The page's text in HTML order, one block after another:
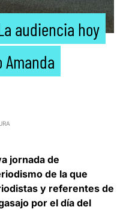
audiencia hoy
jornada de
de la que
y referentes de
por el día del